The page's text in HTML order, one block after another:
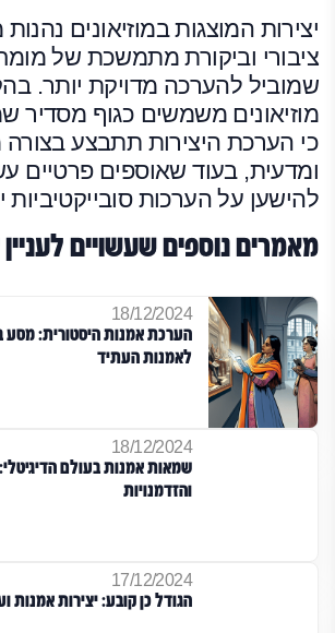
יצירות המוצגות במוזיאונים
ציבורי וביקורת מתמשכת של
שמוביל להערכה מדויקת יותר.
מוזיאונים משמשים כגוף מסדיר
כי הערכת היצירות תתבצע בצורה
ומדעית, בעוד שאוספים פרטיים
להישען על הערכות סובייקטיביות
מאמרים נוספים שעשויים
18/12/2024
הערכת אמנות היסטורית: מסע
לאמנות העתיד
18/12/2024
שמאות אמנות בעולם
והזדמנויות
17/12/2024
הגודל כן קובע: יצירות אמנות